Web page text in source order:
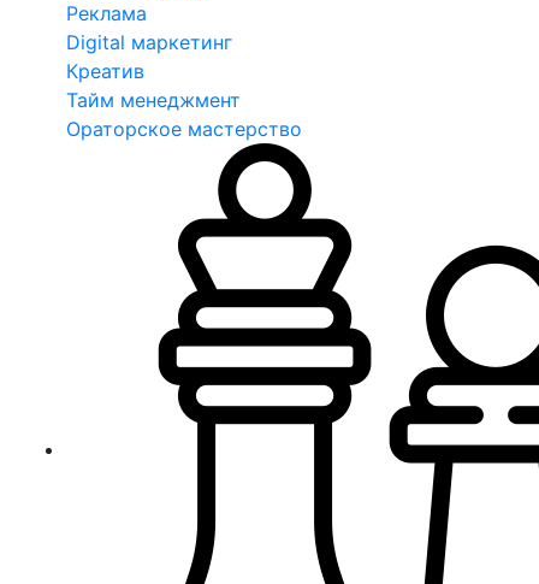
Реклама
Digital маркетинг
Креатив
Тайм менеджмент
Ораторское мастерство